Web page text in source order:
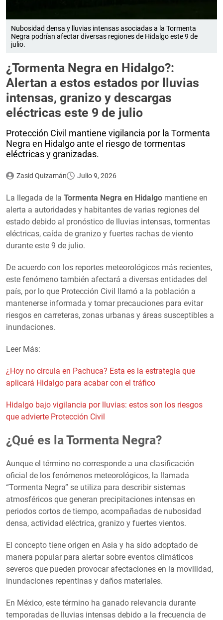
Nubosidad densa y lluvias intensas asociadas a la Tormenta
Negra podrían afectar diversas regiones de Hidalgo este 9 de
julio.
¿Tormenta Negra en Hidalgo?:
Alertan a estos estados por lluvias
intensas, granizo y descargas
eléctricas este 9 de julio
Protección Civil mantiene vigilancia por la Tormenta
Negra en Hidalgo ante el riesgo de tormentas
eléctricas y granizadas.
Zasid Quizamán Julio 9, 2026
La llegada de la Tormenta Negra en Hidalgo mantiene en
alerta a autoridades y habitantes de varias regiones del
estado debido al pronóstico de lluvias intensas, tormentas
eléctricas, caída de granizo y fuertes rachas de viento
durante este 9 de julio.
De acuerdo con los reportes meteorológicos más recientes,
este fenómeno también afectará a diversas entidades del
país, por lo que Protección Civil llamó a la población a
mantenerse informada y tomar precauciones para evitar
riesgos en carreteras, zonas urbanas y áreas susceptibles a
inundaciones.
Leer Más:
¿Hoy no circula en Pachuca? Esta es la estrategia que
aplicará Hidalgo para acabar con el tráfico
Hidalgo bajo vigilancia por lluvias: estos son los riesgos
que advierte Protección Civil
¿Qué es la Tormenta Negra?
Aunque el término no corresponde a una clasificación
oficial de los fenómenos meteorológicos, la llamada
“Tormenta Negra” se utiliza para describir sistemas
atmosféricos que generan precipitaciones intensas en
periodos cortos de tiempo, acompañadas de nubosidad
densa, actividad eléctrica, granizo y fuertes vientos.
El concepto tiene origen en Asia y ha sido adoptado de
manera popular para alertar sobre eventos climáticos
severos que pueden provocar afectaciones en la movilidad,
inundaciones repentinas y daños materiales.
En México, este término ha ganado relevancia durante
temporadas de lluvias intensas debido a la frecuencia de